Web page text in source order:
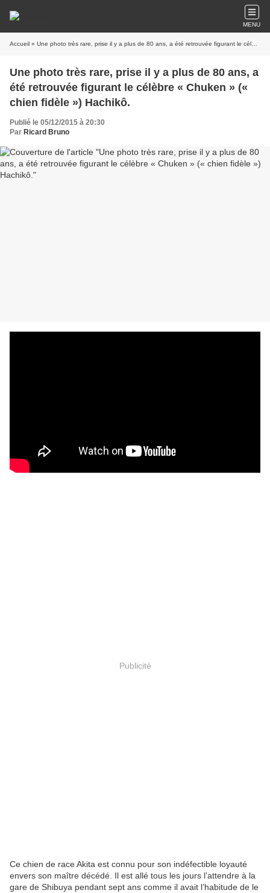
MENU
Accueil » Une photo très rare, prise il y a plus de 80 ans, a été retrouvée figurant le célèbre « Chuken » (« chien fidèle ») Hachikô.
Une photo très rare, prise il y a plus de 80 ans, a
été retrouvée figurant le célèbre « Chuken » («
chien fidèle ») Hachikô.
Publié le 05/12/2015 à 20:30
Par Ricard Bruno
Publicité
Ce chien de race Akita est connu pour son indéfectible loyauté
envers son maître décédé. Il est allé tous les jours l’attendre à la
gare de Shibuya pendant sept ans comme il avait l’habitude de le